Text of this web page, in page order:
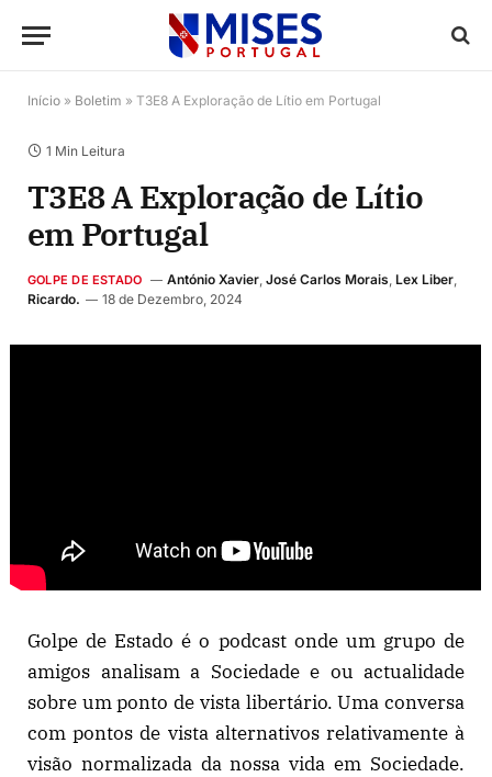
Início » Boletim » T3E8 A Exploração de Lítio em Portugal
1 Min Leitura
T3E8 A Exploração de Lítio
em Portugal
GOLPE DE ESTADO António Xavier,José Carlos Morais,Lex Liber,
Ricardo.
18 de Dezembro, 2024
Golpe de Estado é o podcast onde um grupo de
amigos analisam a Sociedade e ou actualidade
sobre um ponto de vista libertário. Uma conversa
com pontos de vista alternativos relativamente à
visão normalizada da nossa vida em Sociedade.